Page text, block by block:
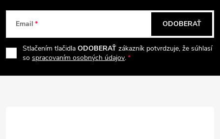
Z
á
p
Email
Stlačením tlačidla ODOBERAŤ zákazník potvrdzuje, že súhlasí
so spracovaním osobných údajov.
ODOBERAŤ